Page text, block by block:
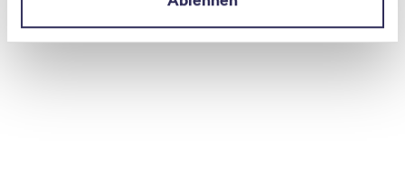
tempêtes, la grêle, la neige, les tremblements
de terre ou le ruissellement. En outre, la